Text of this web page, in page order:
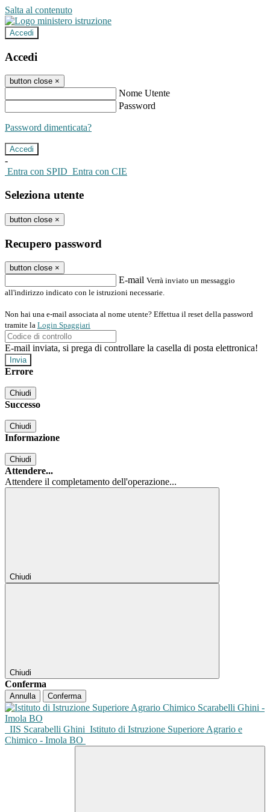
Salta al contenuto
Accedi
Accedi
button close ×
Nome Utente
Password
Password dimenticata?
-
Entra con SPID Entra con CIE
Seleziona utente
button close ×
Recupero password
button close ×
E-mail Verrà inviato un messaggio
all'indirizzo indicato con le istruzioni necessarie.
Non hai una e-mail associata al nome utente? Effettua il reset della password
tramite la Login Spaggiari
E-mail inviata, si prega di controllare la casella di posta elettronica!
Errore
Chiudi
Successo
Chiudi
Informazione
Chiudi
Attendere...
Attendere il completamento dell'operazione...
Chiudi
Chiudi
Conferma
Annulla Conferma
IIS Scarabelli Ghini Istituto di Istruzione Superiore Agrario e
Chimico - Imola BO